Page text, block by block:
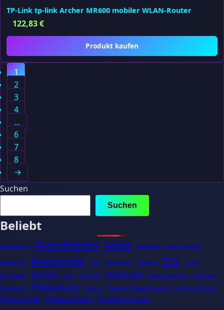
TP-Link tp-link Archer MR600 mobiler WLAN-Router
122,83€
Produkt kaufen
1
2
3
4
…
6
7
8
→
Suchen
Suchen
Beliebt
Abendkleid Abendkleider Apple Babybody Bad Dürrheim
Brautkleid Brautmode CBD damenuhr Dessous DSL
erotik
Erotikwear
Garten Hanf Hochzeit Karlsruhe Kinderspielzeug
Konstanz
Pforzheim
Philippsburg Piercing Piercing Schwenningen Piercing Villingen
Plankstadt Pleidelsheim Plüderhausen